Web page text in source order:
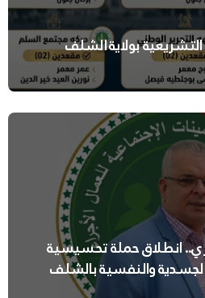
التشريعية بولاية الشلف
انطلاق حملة تحسيسية
والنفسية بالشلف